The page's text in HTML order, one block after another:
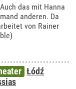
das mit Hanna
anderen. Da
von Rainer
Łódź